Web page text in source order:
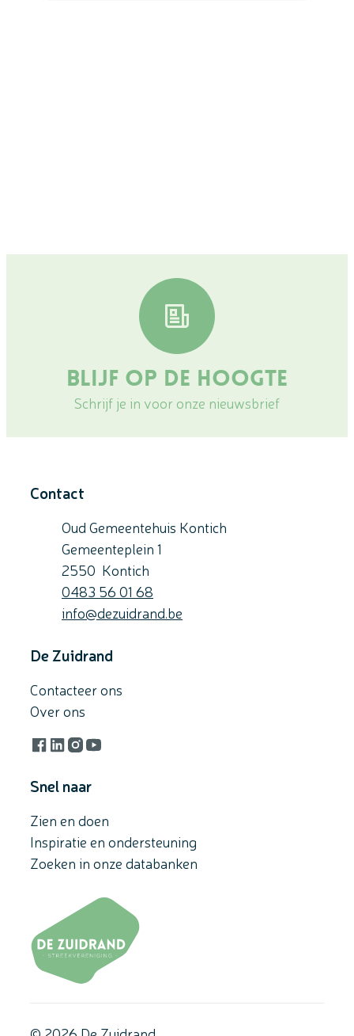
Blijf op de hoogte
Schrijf je in voor onze nieuwsbrief
Contact
Oud Gemeentehuis Kontich
Gemeenteplein 1
,
2550 Kontich
0483 56 01 68
E-mailinfo@dezuidrand.be
De Zuidrand
Contacteer ons
Over ons
Facebook
LinkedIn
Instagram
YouTube
Snel naar
Zien en doen
Inspiratie en ondersteuning
Zoeken in onze databanken